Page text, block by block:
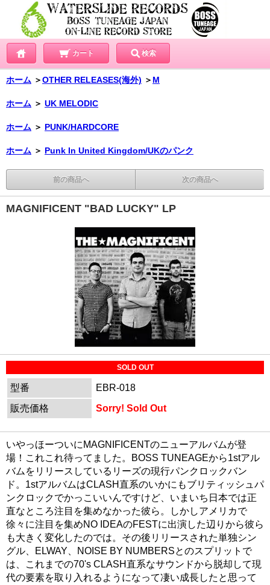
カート 検索
ホーム ＞OTHER RELEASES(海外) ＞ M
ホーム ＞ UK MELODIC
ホーム ＞ PUNK/HARDCORE
ホーム ＞ Punk In United Kingdom/UKのパンク
前の商品へ 次の商品へ
MAGNIFICENT "BAD LUCKY" LP
SOLD OUT
型番
EBR-018
販売価格
Sorry! Sold Out
いやっほーついにMAGNIFICENTのニューアルバムが登
場！これこれ待ってました。BOSS TUNEAGEから1stアル
バムをリリースしているリーズの現行パンクロックバン
ド。1stアルバムはCLASH直系のいかにもブリティッシュパ
ンクロックでかっこいいんですけど、いまいち日本では正
直なところ注目を集めなかった彼ら。しかしアメリカで
徐々に注目を集めNO IDEAのFESTに出演した辺りから彼ら
も大きく変化したのでは。その後リリースされた単独シン
グル、ELWAY、NOISE BY NUMBERSとのスプリットで
は、これまでの70's CLASH直系なサウンドから脱却して現
代の要素を取り入れるようになって凄い成長したと思って